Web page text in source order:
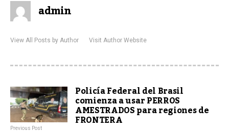
admin
View All Posts by Author Visit Author Website
Policía Federal del Brasil
comienza a usar PERROS
AMESTRADOS para regiones de
FRONTERA
Previous Post